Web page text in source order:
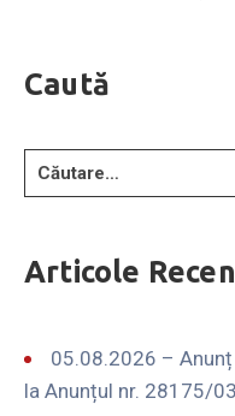
Caută
Articole
05.08.2026 –
la Anunțul nr. 28175/